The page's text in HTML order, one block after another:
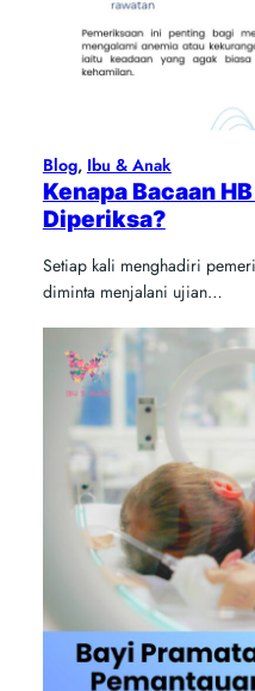
Blog, Ibu & Anak
Kenapa Bacaan
Diperiksa?
Setiap kali menghadiri
diminta menjalani ujian…